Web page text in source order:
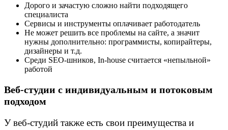
Дорого и зачастую сложно найти подходящего
специалиста
Сервисы и инструменты оплачивает работодатель
Не может решить все проблемы на сайте, а значит
нужны дополнительно: программисты, копирайтеры,
дизайнеры и т.д.
Среди SEO-шников, In-house считается «непыльной»
работой
Веб-студии с индивидуальным и потоковым
подходом
У веб-студий также есть свои преимущества и